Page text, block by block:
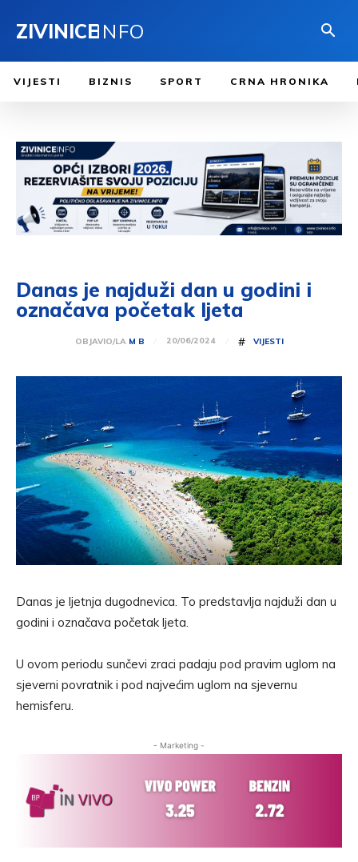
ZIVINICEINFO
VIJESTI BIZNIS SPORT CRNA HRONIKA
Danas je najduži dan u godini i
označava početak ljeta
OBJAVIO/LA M B 20/06/2024 # VIJESTI
Danas je ljetnja dugodnevica. To predstavlja najduži dan u
godini i označava početak ljeta.
U ovom periodu sunčevi zraci padaju pod pravim uglom na
sjeverni povratnik i pod najvećim uglom na sjevernu
hemisferu.
- Marketing -